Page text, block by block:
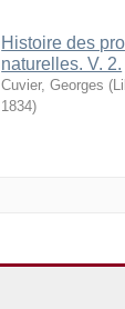
Histoire des
naturelles. V. 2.
Cuvier, Georges (
1834)